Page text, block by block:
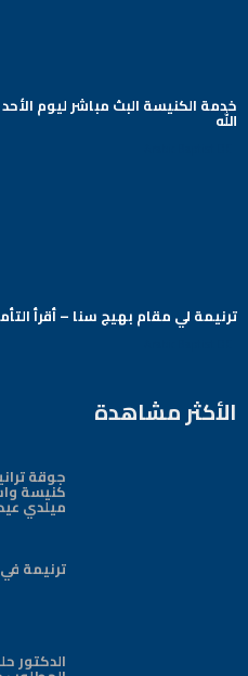
الله
ترنيمة لي مقام بهيج سنا – أقرأ
الأكثر مشاهدة
جوقة
كنيسة
ميلدي
ترنيمة
الدكتور